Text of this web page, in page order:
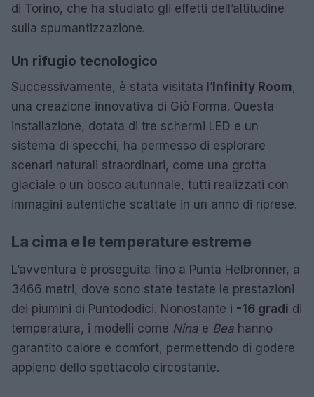
di Torino, che ha studiato gli effetti dell’altitudine
sulla spumantizzazione.
Un rifugio tecnologico
Successivamente, è stata visitata l’Infinity Room,
una creazione innovativa di Giò Forma. Questa
installazione, dotata di tre schermi LED e un
sistema di specchi, ha permesso di esplorare
scenari naturali straordinari, come una grotta
glaciale o un bosco autunnale, tutti realizzati con
immagini autentiche scattate in un anno di riprese.
La cima e le temperature estreme
L’avventura è proseguita fino a Punta Helbronner, a
3466 metri, dove sono state testate le prestazioni
dei piumini di Puntododici. Nonostante i -16 gradi di
temperatura, i modelli come Nina e Bea hanno
garantito calore e comfort, permettendo di godere
appieno dello spettacolo circostante.